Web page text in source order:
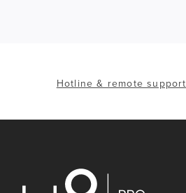
Hotline & remote support